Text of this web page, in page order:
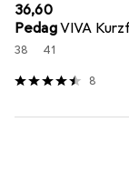
EUR
36,60
PedagVIVA
38 41
8